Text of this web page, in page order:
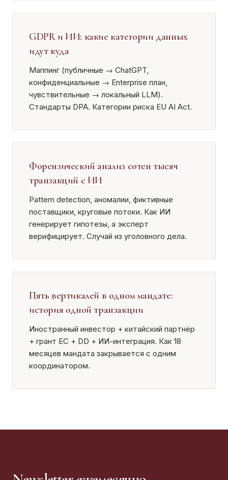
GDPR и ИИ: какие категории данных
идут куда
Маппинг (публичные → ChatGPT,
конфиденциальные → Enterprise план,
чувствительные → локальный LLM).
Стандарты DPA. Категории риска EU AI Act.
Форензический анализ сотен тысяч
транзакций с ИИ
Pattern detection, аномалии, фиктивные
поставщики, круговые потоки. Как ИИ
генерирует гипотезы, а эксперт
верифицирует. Случай из уголовного дела.
Пять вертикалей в одном мандате:
история одной транзакции
Иностранный инвестор + китайский партнёр
+ грант ЕС + DD + ИИ-интеграция. Как 18
месяцев мандата закрывается с одним
координатором.